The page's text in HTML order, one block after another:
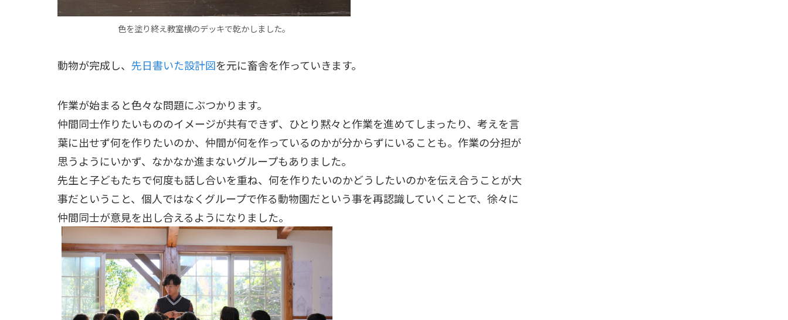
色を塗り終え教室横のデッキで乾かしました。
動物が完成し、 先日書いた設計図を元に畜舎を作っていきます。
作業が始まると色々な問題にぶつかります。
仲間同士作りたいもののイメージが共有できず、ひとり黙々と作業を進めてしまったり、考えを言
葉に出せず何を作りたいのか、仲間が何を作っているのかが分からずにいることも。作業の分担が
思うようにいかず、なかなか進まないグループもありました。
先生と子どもたちで何度も話し合いを重ね、何を作りたいのかどうしたいのかを伝え合うことが大
事だということ、個人ではなくグループで作る動物園だという事を再認識していくことで、徐々に
仲間同士が意見を出し合えるようになりました。